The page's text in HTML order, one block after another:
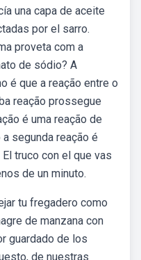
una capa de aceite
por el sarro.
proveta com a
de sódio? A
é que a reação entre o
reação prossegue
é uma reação de
segunda reação é
truco con el que vas
de un minuto.
tu fregadero como
de manzana con
guardado de los
de nuestras